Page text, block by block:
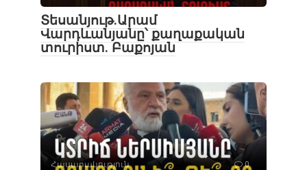
Տեսանյութ․Արամ
Վարդևանյանը՝ քաղաքական
տուրիստ. Բաքոյան
Հասարակություն 0